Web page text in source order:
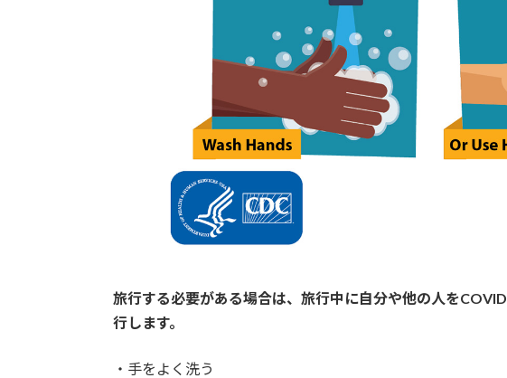
旅行する必要がある場合は、旅行中に自分や他の人を
行します。
・手をよく洗う